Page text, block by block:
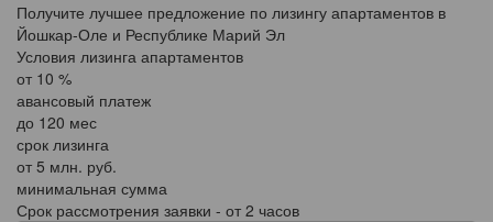
Получите лучшее предложение по лизингу апартаментов в
Йошкар-Оле и Республике Марий Эл
Условия лизинга апартаментов
от 10 %
авансовый платеж
до 120 мес
срок лизинга
от 5 млн. руб.
минимальная сумма
Срок рассмотрения заявки - от 2 часов